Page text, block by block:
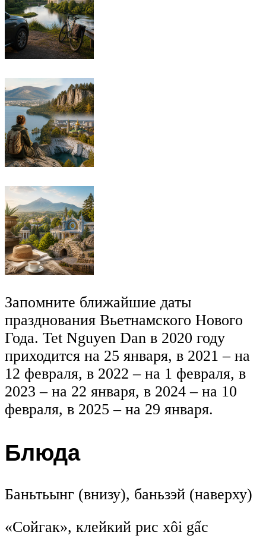
Запомните ближайшие даты
празднования Вьетнамского Нового
Года. Tet Nguyen Dan в 2020 году
приходится на 25 января, в 2021 – на
12 февраля, в 2022 – на 1 февраля, в
2023 – на 22 января, в 2024 – на 10
февраля, в 2025 – на 29 января.
Блюда
Баньтьынг (внизу), баньзэй (наверху)
«Сойгак», клейкий рис xôi gấc